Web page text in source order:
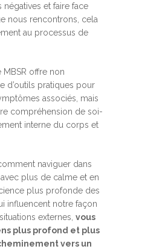
et faire face
nous rencontrons, cela
au processus de
offre non
d’outils pratiques pour
associés, mais
compréhension de soi-
interne du corps et
naviguer dans
plus de calme et en
plus profonde des
influencent notre façon
externes, vous
plus profond et plus
vers un